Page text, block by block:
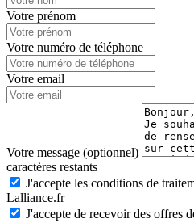
Votre prénom
Votre numéro de téléphone
Votre email
Votre message (optionnel)
caractères restants
J'accepte les conditions de
Lalliance.fr
J'accepte de recevoir des offres